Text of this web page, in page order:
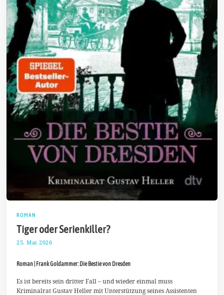
ROMAN
Tiger oder Serienkiller?
25. Mai 2026
u
i
2
Roman | Frank Goldammer: Die Bestie von Dresden
Es ist bereits sein dritter Fall – und wieder einmal muss
Kriminalrat Gustav Heller mit Unterstützung seines Assistenten